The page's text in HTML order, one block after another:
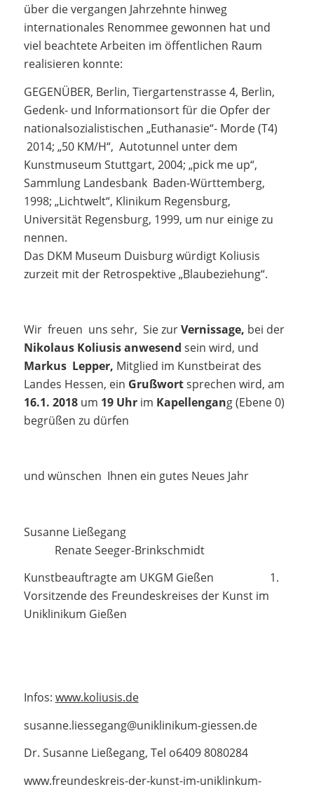
über die vergangen Jahrzehnte hinweg
internationales Renommee gewonnen hat und
viel beachtete Arbeiten im öffentlichen Raum
realisieren konnte:
GEGENÜBER, Berlin, Tiergartenstrasse 4, Berlin,
Gedenk- und Informationsort für die Opfer der
nationalsozialistischen „Euthanasie“- Morde (T4)
2014; „50 KM/H“, Autotunnel unter dem
Kunstmuseum Stuttgart, 2004; „pick me up“,
Sammlung Landesbank Baden-Württemberg,
1998; „Lichtwelt“, Klinikum Regensburg,
Universität Regensburg, 1999, um nur einige zu
nennen.
Das DKM Museum Duisburg würdigt Koliusis
zurzeit mit der Retrospektive „Blaubeziehung“.
Wir freuen uns sehr, Sie zurVernissage, bei der
Nikolaus Koliusis anwesend sein wird, und
Markus Lepper, Mitglied im Kunstbeirat des
Landes Hessen, ein Grußwortsprechen wird, am
16.1. 2018 um 19 Uhr im Kapellengang (Ebene 0)
begrüßen zu dürfen
und wünschen Ihnen ein gutes Neues Jahr
Susanne Ließegang
Renate Seeger-Brinkschmidt
Kunstbeauftragte am UKGM Gießen 1.
Vorsitzende des Freundeskreises der Kunst im
Uniklinikum Gießen
Infos: www.koliusis.de
susanne.liessegang@uniklinikum-giessen.de
Dr. Susanne Ließegang, Tel o6409 8080284
www.freundeskreis-der-kunst-im-uniklinkum-